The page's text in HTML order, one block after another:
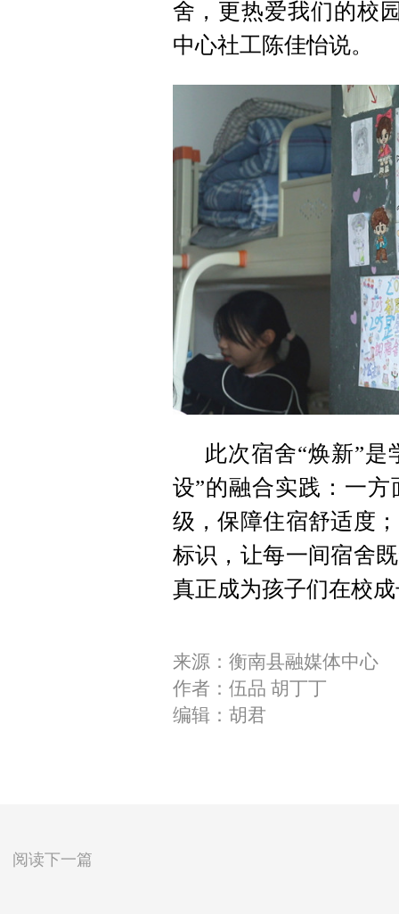
舍，更热爱我们的校
中心社工陈佳怡说。
此次宿舍“焕新”
设”的融合实践：一
级，保障住宿舒适度
标识，让每一间宿舍
真正成为孩子们在校
来源：衡南县融媒体中心
作者：伍品 胡丁丁
编辑：胡君
阅读下一篇